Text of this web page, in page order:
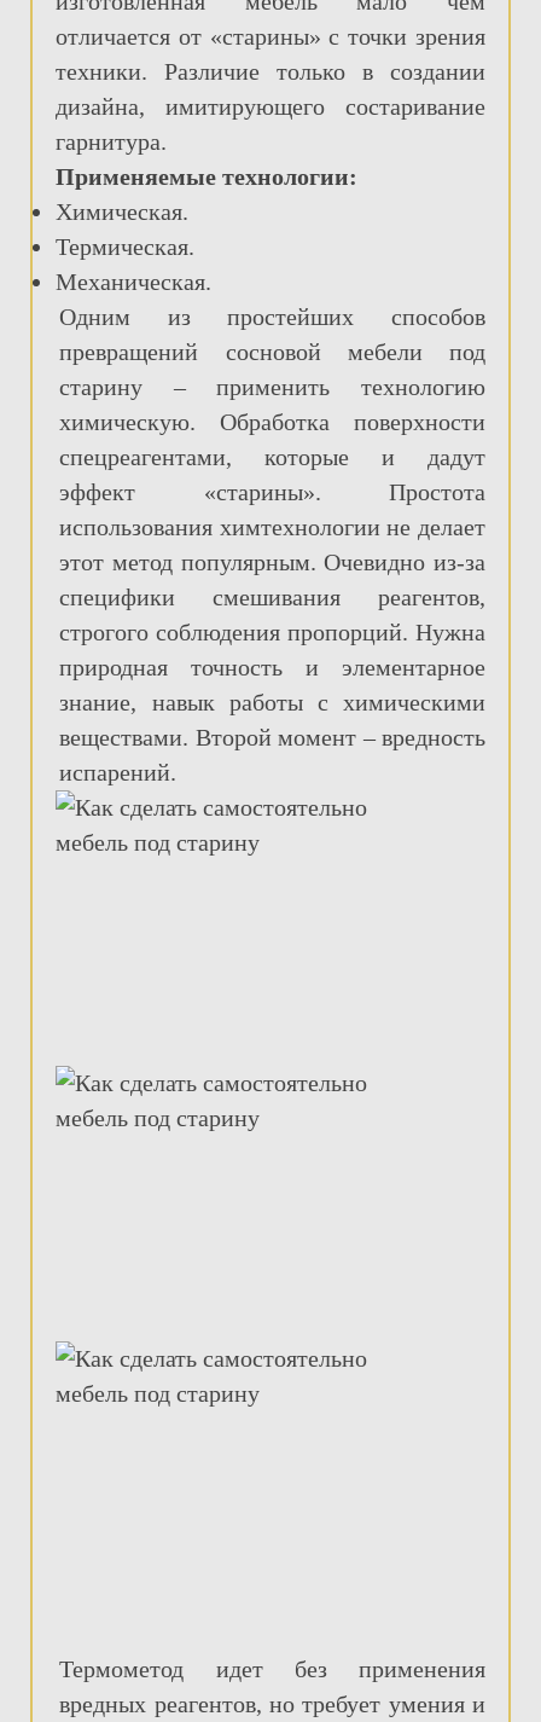
отличается от «старины» с точки зрения
техники. Различие только в создании
дизайна, имитирующего состаривание
гарнитура.
Применяемые технологии:
Химическая.
Термическая.
Механическая.
Одним из простейших способов
превращений сосновой мебели под
старину – применить технологию
химическую. Обработка поверхности
спецреагентами, которые и дадут
эффект «старины». Простота
использования химтехнологии не делает
этот метод популярным. Очевидно из-за
специфики смешивания реагентов,
строгого соблюдения пропорций. Нужна
природная точность и элементарное
знание, навык работы с химическими
веществами. Второй момент – вредность
испарений.
Термометод идет без применения
вредных реагентов, но требует умения и